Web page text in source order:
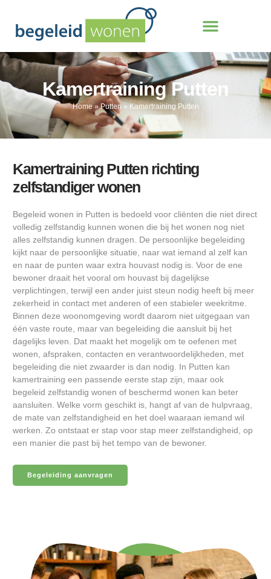
Kamertraining Putten
Home»Putten »Kamertraining Putten
Kamertraining Putten richting
zelfstandiger wonen
Begeleid wonen in Putten is bedoeld voor cliënten die niet direct
volledig zelfstandig kunnen wonen die bij het wonen nog niet
alles zelfstandig kunnen dragen. De persoonlijke begeleiding
kijkt naar de persoonlijke situatie, naar wat iemand al zelf kan
en naar de punten waar extra houvast nodig is. Voor de ene
bewoner draait het vooral om houvast bij dagelijkse
verplichtingen, terwijl een ander juist steun nodig heeft bij meer
zekerheid in contact met anderen of een stabieler weekritme.
Binnen deze woonomgeving wordt daarom niet uitgegaan van
één vaste route, maar van begeleiding die aansluit bij het
dagelijks leven. Dat maakt het mogelijk om te oefenen met
wonen, afspraken, contacten en verantwoordelijkheden, met
begeleiding die niet zwaarder is dan nodig. In Putten kan
kamertraining een passende eerste stap zijn, maar ook
begeleid zelfstandig wonen of beschermd wonen kan beter
aansluiten. Welke vorm geschikt is, hangt af van de hulpvraag,
de mate van zelfstandigheid en het doel waaraan iemand wil
werken. Zo ontstaat er stap voor stap meer zelfstandigheid, op
een manier die past bij het tempo van de bewoner.
Begeleiding aanvragen